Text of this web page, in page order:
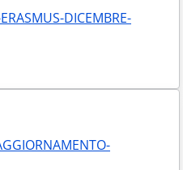
DICEMBRE-